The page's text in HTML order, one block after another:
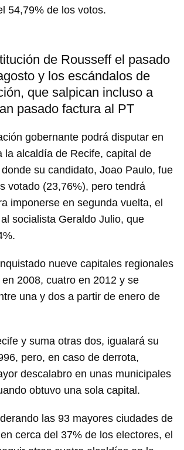
54,79% de los votos.
de Rousseff el pasado
y los escándalos de
que salpican incluso a
pasado factura al PT
gobernante podrá disputar en
la alcaldía de Recife, capital de
su candidato, Joao Paulo, fue
votado (23,76%), pero tendrá
imponerse en segunda vuelta, el
socialista Geraldo Julio, que
nueve capitales regionales
2008, cuatro en 2012 y se
una y dos a partir de enero de
y suma otras dos, igualará su
pero, en caso de derrota,
descalabro en unas municipales
obtuvo una sola capital.
las 93 mayores ciudades de
cerca del 37% de los electores, el